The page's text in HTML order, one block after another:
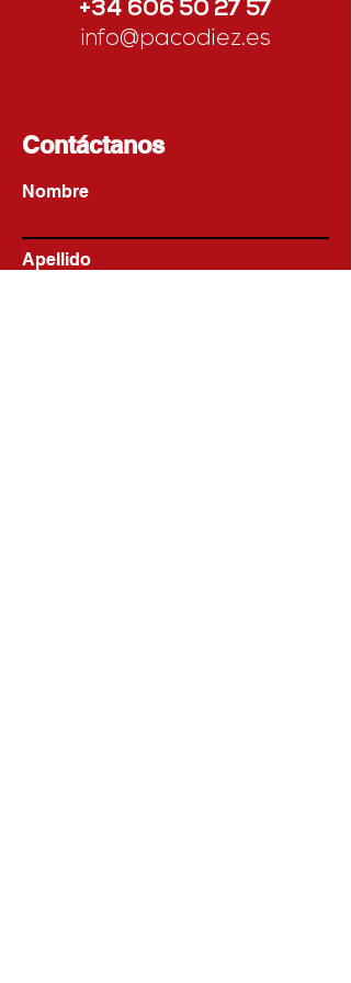
+34 606 50 27 57
info@pacodiez.es
Contáctanos
Nombre
Apellido